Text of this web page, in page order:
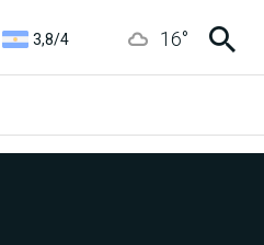
6850/ 16°